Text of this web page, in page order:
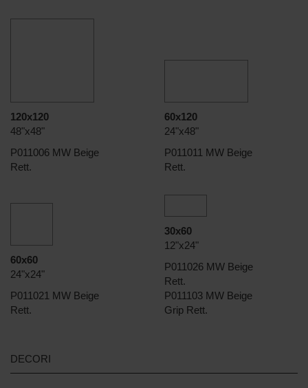
120x120
48"x48"
P011006 MW Beige
Rett.
60x120
24"x48"
P011011 MW Beige
Rett.
60x60
24"x24"
P011021 MW Beige
Rett.
30x60
12"x24"
P011026 MW Beige
Rett.
P011103 MW Beige
Grip Rett.
DECORI